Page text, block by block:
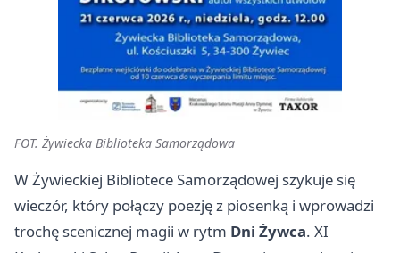
FOT. Żywiecka Biblioteka Samorządowa
W Żywieckiej Bibliotece Samorządowej szykuje się
wieczór, który połączy poezję z piosenką i wprowadzi
trochę scenicznej magii w rytm Dni Żywca. XI